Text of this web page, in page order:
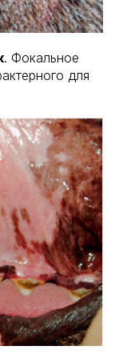
. Фокальное
для